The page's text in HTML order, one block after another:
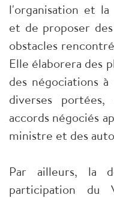
l'organisation et
et de proposer
obstacles
Elle élaborera des
des négociations
diverses
accords négociés
ministre et des
Par ailleurs, la
participation du